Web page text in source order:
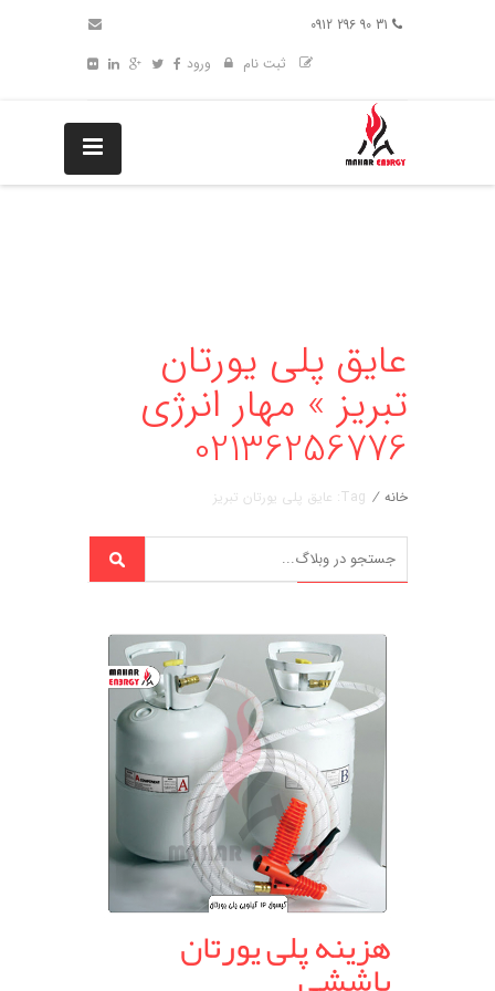
ثبت نام
ورود
عایق پلی یورتان
تبریز » مهار انرژی
02136256776
خانه / Tag: عایق پلی یورتان تبریز
هزینه پلی یورتان